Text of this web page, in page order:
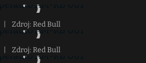
Zdroj: Red Bull
Zdroj: Red Bull